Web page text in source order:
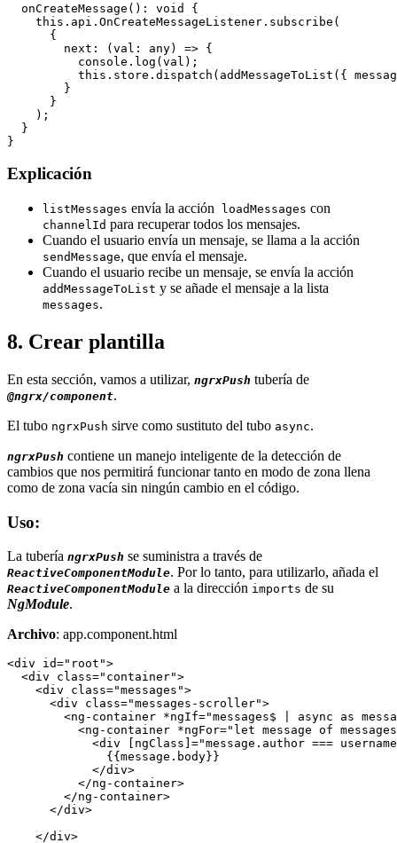
  onCreateMessage(): void {
    this.api.OnCreateMessageListener.subscribe(
      {
        next: (val: any) => {
          console.log(val);
this.store.dispatch(addMessageToList({
        }
      }
    );
  }
}
Explicación
listMessages envía la acción loadMessages con
channelId para recuperar todos los mensajes.
Cuando el usuario envía un mensaje, se llama a la acción
sendMessage, que envía el mensaje.
Cuando el usuario recibe un mensaje, se envía la acción
addMessageToList y se añade el mensaje a la lista
messages.
8. Crear plantilla
En esta sección, vamos a utilizar, ngrxPush tubería de
@ngrx/component.
El tubo ngrxPush sirve como sustituto del tubo async.
ngrxPush contiene un manejo inteligente de la detección de
cambios que nos permitirá funcionar tanto en modo de zona llena
como de zona vacía sin ningún cambio en el código.
Uso:
La tubería ngrxPush se suministra a través de
ReactiveComponentModule. Por lo tanto, para utilizarlo, añada el
ReactiveComponentModule a la dirección imports de su
NgModule.
Archivo: app.component.html
<div id="root">
  <div class="container">
    <div class="messages">
      <div class="messages-scroller">
<ng-container *ngIf="messages$ | async as
<ng-container *ngFor="let message of
<div [ngClass]="message.author ===
              {{message.body}}
            </div>
          </ng-container>
        </ng-container>
      </div>
    </div>